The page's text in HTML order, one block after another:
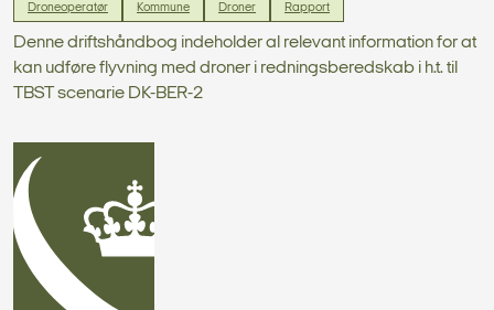
Droneoperatør Kommune Droner Rapport
Denne driftshåndbog indeholder al relevant information for at
kan udføre flyvning med droner i redningsberedskab i h.t. til
TBST scenarie DK-BER-2